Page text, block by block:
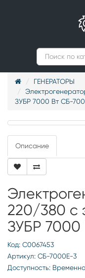
ГЕНЕРАТОРЫ
ЗУБР 7000 Вт СБ-
Описание
220/380 с
ЗУБР
Код: С0067453
Артикул: СБ-7000Е-3
Доступность: Временно